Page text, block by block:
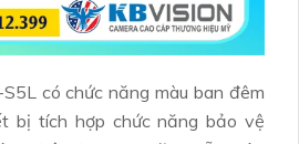
có chức năng màu ban đêm
bị tích hợp chức năng bảo vệ